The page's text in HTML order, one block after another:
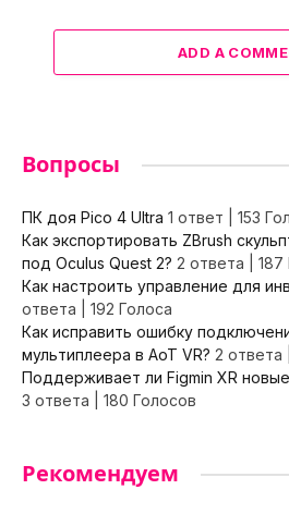
ADD A
Вопросы
ПК доя Pico 4 Ultra 1 ответ
153
Как экспортировать ZBrush
под Oculus Quest 2? 2 ответа
187
Как настроить управление для
ответа
192 Голоса
Как исправить ошибку
мультиплеера в AoT VR? 2 ответа
Поддерживает ли Figmin XR
3 ответа
180 Голосов
Рекомендуем